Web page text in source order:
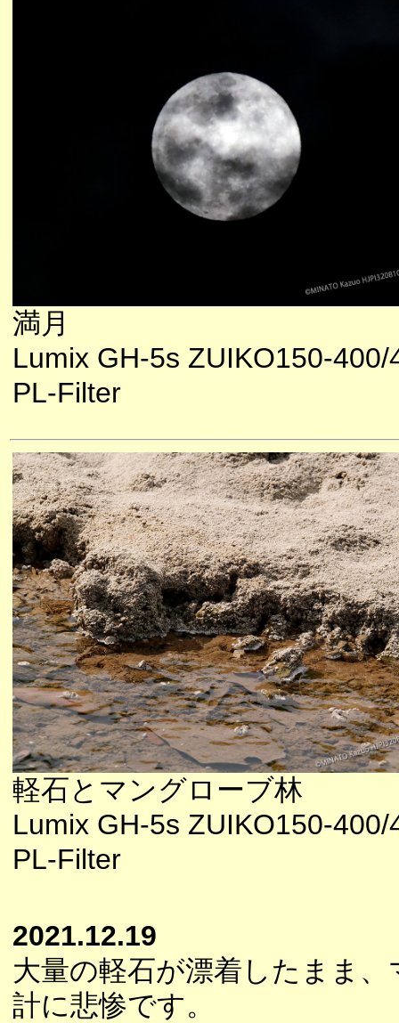
満月
Lumix GH-5s ZUIKO150-400/
PL-Filter
軽石とマングローブ林
Lumix GH-5s ZUIKO150-400/
PL-Filter
2021.12.19
大量の軽石が漂着したまま
計に悲惨です。